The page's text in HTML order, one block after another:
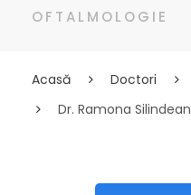
OFTALMOLOGIE
Acasă Doctori
Dr. Ramona Silindean